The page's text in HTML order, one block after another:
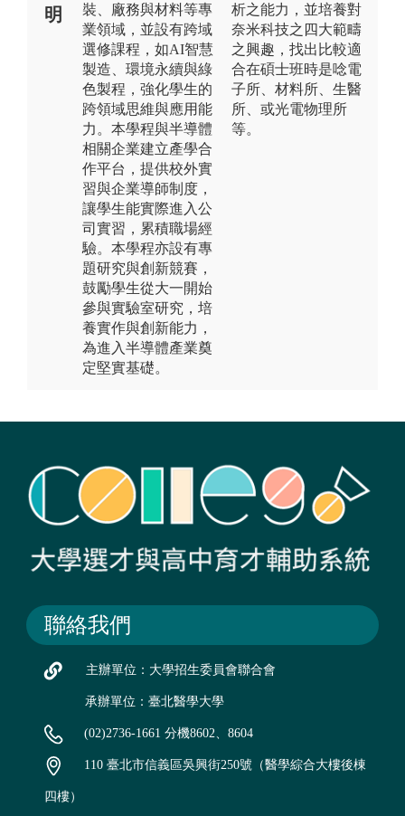
明
裝、廠務與材料等專
業領域，並設有跨域
選修課程，如AI智慧
製造、環境永續與綠
色製程，強化學生的
跨領域思維與應用能
力。本學程與半導體
相關企業建立產學合
作平台，提供校外實
習與企業導師制度，
讓學生能實際進入公
司實習，累積職場經
驗。本學程亦設有專
題研究與創新競賽，
鼓勵學生從大一開始
參與實驗室研究，培
養實作與創新能力，
為進入半導體產業奠
定堅實基礎。
析之能力，並培養對
奈米科技之四大範疇
之興趣，找出比較適
合在碩士班時是唸電
子所、材料所、生醫
所、或光電物理所
等。
聯絡我們
主辦單位：大學招生委員會聯合會
承辦單位：臺北醫學大學
(02)2736-1661 分機8602、8604
110 臺北市信義區吳興街250號（醫學綜合大樓後棟
四樓）